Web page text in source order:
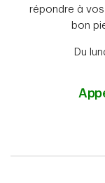
répondre à
bon
Du